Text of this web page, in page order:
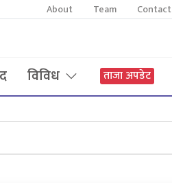
About Team Contact
विविध ताजा अपडेट